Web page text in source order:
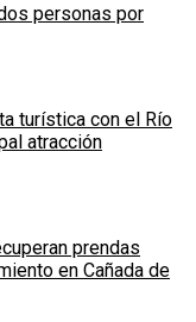
personas por
turística con el Río
atracción
prendas
en Cañada de